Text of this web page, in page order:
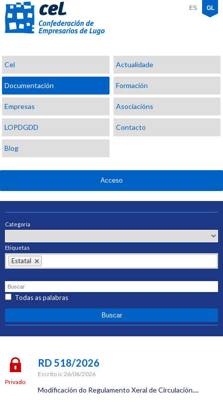
Confederación
de
Empresarios
de
Lugo
ES GL
Cel Actualidade
Documentación Formación
Empresas Asociacións
LOPDGDD Contacto
Blog
Acceso
Categoría
Etiquetas
Estatal
Todas as palabras
Privado
RD 518/2026
Escrito o: 26/06/2026
Modificación do Regulamento Xeral de Circulación....